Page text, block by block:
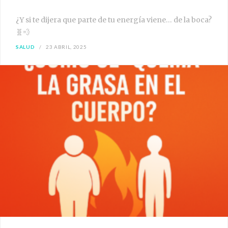
¿Y si te dijera que parte de tu energía viene… de la boca?
🧬💨
SALUD 23 ABRIL, 2025